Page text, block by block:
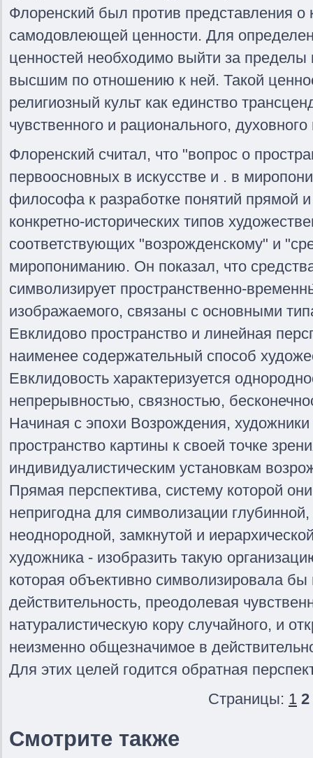
Флоренский был против представления о
самодовлеющей ценности. Для
ценностей необходимо выйти за пределы
высшим по отношению к ней. Такой
религиозный культ как единство
чувственного и рационального, духовного
Флоренский считал, что "вопрос о
первоосновных в искусстве и . в
философа к разработке понятий прямой и
конкретно-исторических типов
соответствующих "возрожденскому" и
миропониманию. Он показал, что
символизирует пространственно-
изображаемого, связаны с основными
Евклидово пространство и линейная
наименее содержательный способ
Евклидовость характеризуется
непрерывностью, связностью,
Начиная с эпохи Возрождения,
пространство картины к своей точке
индивидуалистическим установкам
Прямая перспектива, систему которой
непригодна для символизации
неоднородной, замкнутой и
художника - изобразить такую
которая объективно символизировала
действительность, преодолевая
натуралистическую кору случайного, и
неизменно общезначимое в
Для этих целей годится обратная
Страницы: 1 2
Смотрите также